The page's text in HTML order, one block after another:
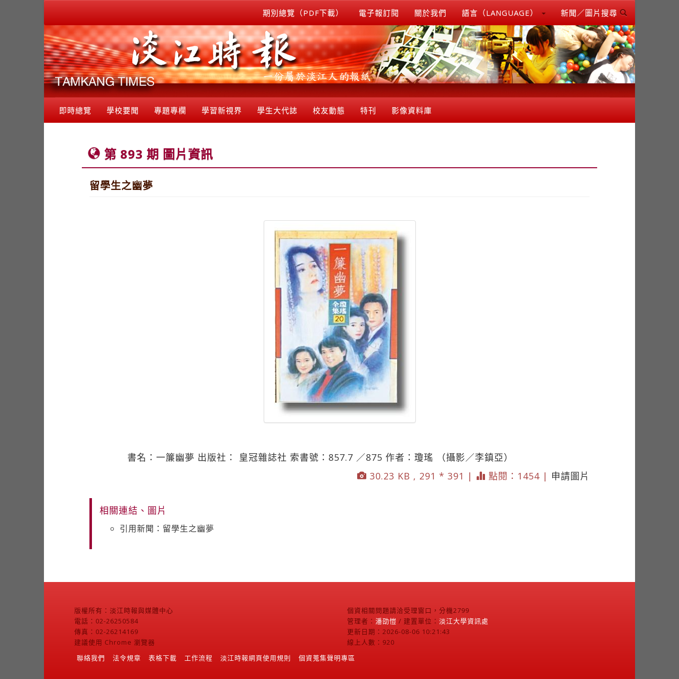
期別總覽（PDF下載） 電子報訂閱 關於我們 語言（LANGUAGE） 新聞／圖片搜尋
即時總覽 學校要聞 專題專欄 學習新視界 學生大代誌 校友動態 特刊 影像資料庫
第 893 期 圖片資訊
留學生之幽夢
書名：一簾幽夢 出版社： 皇冠雜誌社 索書號：857.7 ／875 作者：瓊瑤 （攝影／李鎮亞）
30.23 KB , 291 * 391 |
點閱：1454 | 申請圖片
相關連結、圖片
引用新聞：留學生之幽夢
版權所有：淡江時報與媒體中心
電話：02-26250584
傳真：02-26214169
建議使用 Chrome 瀏覽器
個資相關問題請洽受理窗口，分機2799
管理者： 潘劭愷 / 建置單位： 淡江大學資訊處
更新日期：2026-08-06 10:21:43
線上人數：920
聯絡我們
法令規章 表格下載 工作流程 淡江時報網頁使用規則 個資蒐集聲明專區